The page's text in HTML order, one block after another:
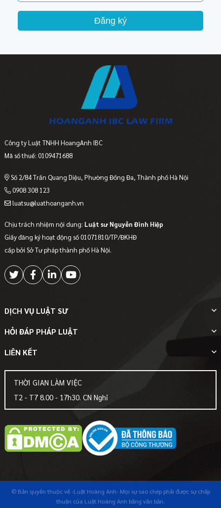
Đăng ký
Công ty Luật TNHH HoangAnh IBC
Mã số thuế: 0109471688
Số 2/84 Trần Quang Diệu, Phường Đống Đa, Thành phố Hà Nội
0908 308 123
luatsu@luathoanganh.vn
Chịu trách nhiệm nội dung: Luật sư Nguyễn Đình Hiệp
Giấy đăng ký hoạt động số 01071810/TP/ĐKHĐ
cấp bởi Sở Tư pháp thành phố Hà Nội.
DỊCH VỤ LUẬT SƯ
HỎI ĐÁP PHÁP LUẬT
LIÊN KẾT
THỜI GIAN LÀM VIỆC
T2 - T7 8.00 - 17h30. CN Nghỉ
© Bản quyền thuộc về-Luật Hoàng Anh-Mọi sự sao chép phải được sự chấp
thuận của Luật Hoàng Anh bằng văn bản.